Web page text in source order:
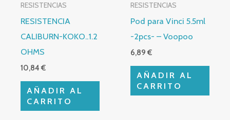
RESISTENCIAS
RESISTENCIA
CALIBURN-KOKO..1.2
OHMS
10,84€
AÑADIR AL
CARRITO
RESISTENCIAS
Pod para Vinci 5.5ml
-2pcs- – Voopoo
6,89€
AÑADIR AL
CARRITO